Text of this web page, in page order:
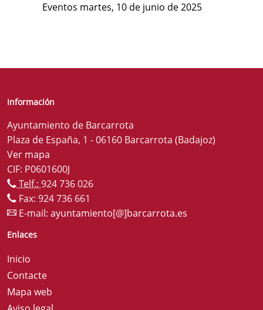
Eventos martes, 10 de junio de 2025
Información
Ayuntamiento de Barcarrota
Plaza de España, 1 - 06160 Barcarrota (Badajoz)
Ver mapa
CIF: P0601600J
Telf.: 924 736 026
Fax: 924 736 661
E-mail: ayuntamiento[@]barcarrota.es
Enlaces
Inicio
Contacte
Mapa web